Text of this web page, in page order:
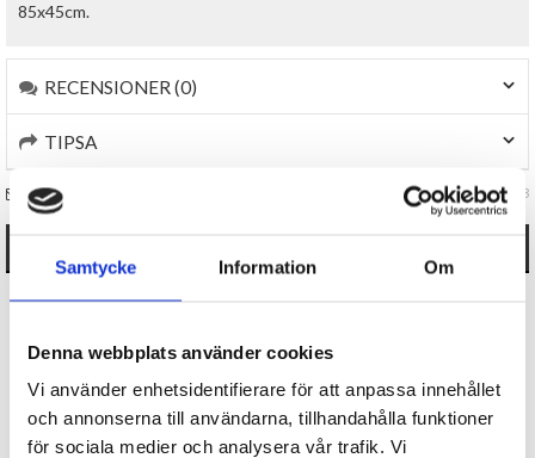
Samtycke Information Om
Denna webbplats använder cookies
Vi använder enhetsidentifierare för att anpassa innehållet
och annonserna till användarna, tillhandahålla funktioner
för sociala medier och analysera vår trafik. Vi
85x45cm.
RECENSIONER (0)
TIPSA
FRÅGA OSS OM VARAN Art. nr 143653